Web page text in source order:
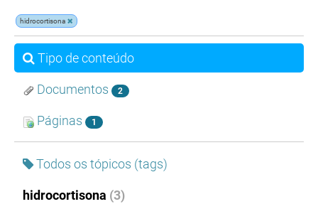
hidrocortisona
Tipo de conteúdo
Documentos 2
Páginas 1
Todos os tópicos (tags)
hidrocortisona (3)